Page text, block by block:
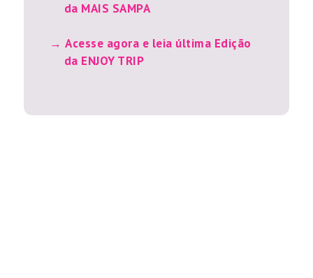
da MAIS SAMPA
Acesse agora e leia última Edição
da ENJOY TRIP